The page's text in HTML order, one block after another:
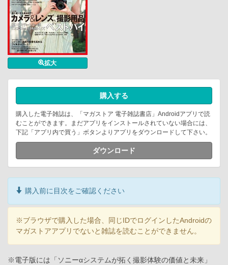
拡大
購入する
購入した電子雑誌は、「マガストア 電子雑誌書店」Androidアプリで読
むことができます。まだアプリをインストールされていない場合には、
下記「アプリ内で買う」ボタンよりアプリをダウンロードして下さい。
ダウンロード
購入前に目次をご確認ください
※ブラウザで購入した場合、同じIDでログインしたAndroidの
マガストアアプリでないと雑誌を読むことができません。
※電子版には「ソニーαシステムが拓く撮影体験の価値と未来」